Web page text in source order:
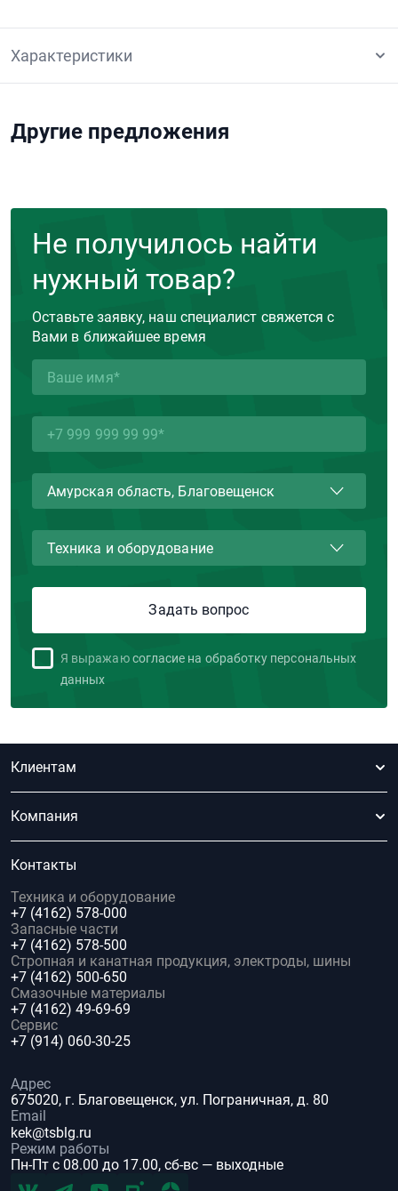
Характеристики
Другие предложения
Не получилось найти
нужный товар?
Оставьте заявку, наш специалист свяжется с
Вами в ближайшее время
Я выражаю согласие на обработку персональных
данных
Клиентам
Компания
Контакты
Техника и оборудование
+7 (4162) 578-000
Запасные части
+7 (4162) 578-500
Стропная и канатная продукция, электроды, шины
+7 (4162) 500-650
Смазочные материалы
+7 (4162) 49-69-69
Сервис
+7 (914) 060-30-25
Адрес
675020, г. Благовещенск, ул. Пограничная, д. 80
Email
kek@tsblg.ru
Режим работы
Пн-Пт с 08.00 до 17.00, сб-вс — выходные